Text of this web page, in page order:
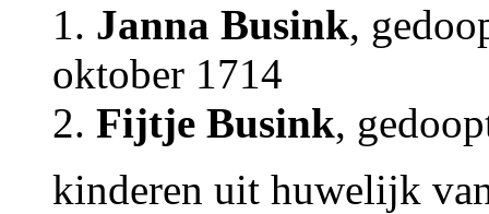
1. Janna Busink,
oktober 1714
2. Fijtje Busink,
kinderen uit huwelijk